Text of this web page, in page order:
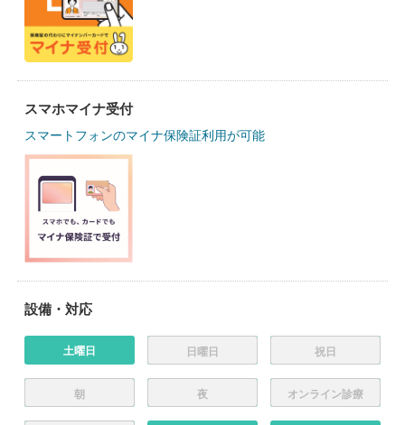
スマホマイナ受付
スマートフォンのマイナ保険証利用が可能
設備・対応
土曜日 日曜日 祝日
朝 夜 オンライン診療